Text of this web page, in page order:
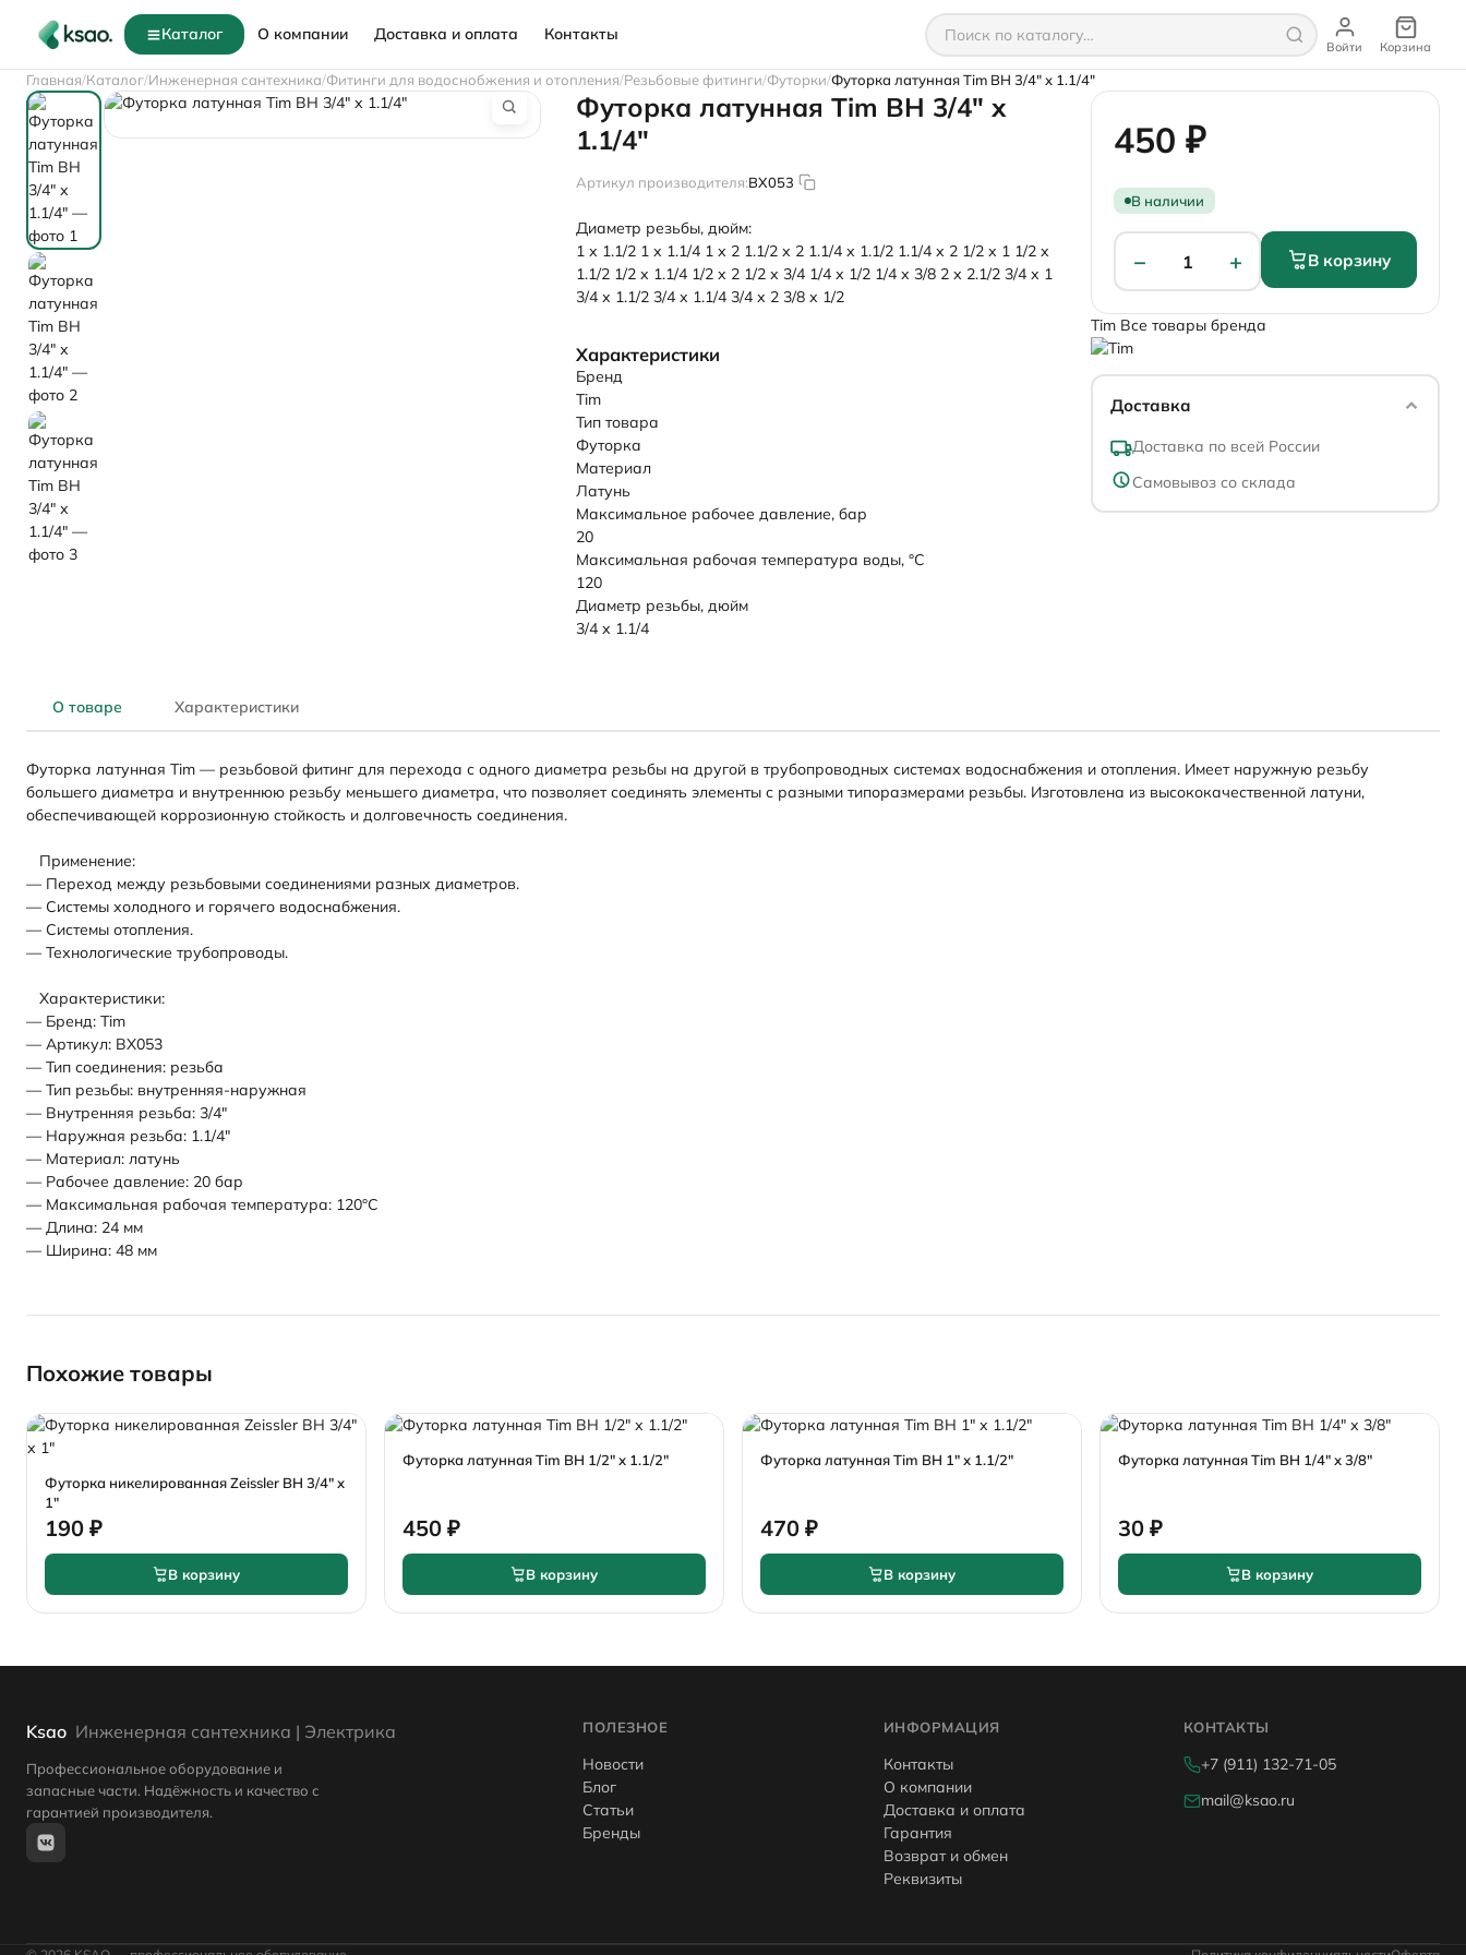
Каталог О компании Доставка и оплата Контакты
Войти Корзина
Главная Каталог Инженерная сантехника Фитинги для водоснобжения и отопления Резьбовые фитинги Футорки Футорка латунная Tim ВН 3/4" х 1.1/4"
Футорка латунная Tim ВН 3/4" х
1.1/4"
Артикул производителя:BX053
Диаметр резьбы, дюйм:
1 х 1.1/2 1 х 1.1/4 1 х 2 1.1/2 х 2 1.1/4 х 1.1/2 1.1/4 х 2 1/2 х 1 1/2 х
1.1/2 1/2 х 1.1/4 1/2 х 2 1/2 х 3/4 1/4 х 1/2 1/4 х 3/8 2 х 2.1/2 3/4 х 1
3/4 х 1.1/2 3/4 х 1.1/4 3/4 х 2 3/8 х 1/2
450 ₽
В наличии
− 1 + В корзину
Tim Все товары бренда
Доставка
Доставка по всей России
Самовывоз со склада
Характеристики
Бренд
Tim
Тип товара
Футорка
Материал
Латунь
Максимальное рабочее давление, бар
20
Максимальная рабочая температура воды, °C
120
Диаметр резьбы, дюйм
3/4 х 1.1/4
О товаре Характеристики
Футорка латунная Tim — резьбовой фитинг для перехода с одного диаметра резьбы на другой в трубопроводных системах водоснабжения и отопления. Имеет наружную резьбу
большего диаметра и внутреннюю резьбу меньшего диаметра, что позволяет соединять элементы с разными типоразмерами резьбы. Изготовлена из высококачественной латуни,
обеспечивающей коррозионную стойкость и долговечность соединения.
Применение:
— Переход между резьбовыми соединениями разных диаметров.
— Системы холодного и горячего водоснабжения.
— Системы отопления.
— Технологические трубопроводы.
Характеристики:
— Бренд: Tim
— Артикул: BX053
— Тип соединения: резьба
— Тип резьбы: внутренняя-наружная
— Внутренняя резьба: 3/4"
— Наружная резьба: 1.1/4"
— Материал: латунь
— Рабочее давление: 20 бар
— Максимальная рабочая температура: 120°С
— Длина: 24 мм
— Ширина: 48 мм
Похожие товары
Футорка никелированная Zeissler ВН 3/4" х
1"
190 ₽
В корзину
Футорка латунная Tim ВН 1/2" х 1.1/2"
450 ₽
В корзину
Футорка латунная Tim ВН 1" х 1.1/2"
470 ₽
В корзину
Футорка латунная Tim ВН 1/4" х 3/8"
30 ₽
В корзину
Ksao Инженерная сантехника | Электрика
Профессиональное оборудование и
запасные части. Надёжность и качество с
гарантией производителя.
ПОЛЕЗНОЕ
Новости
Блог
Статьи
Бренды
ИНФОРМАЦИЯ
Контакты
О компании
Доставка и оплата
Гарантия
Возврат и обмен
Реквизиты
КОНТАКТЫ
+7 (911) 132-71-05
mail@ksao.ru